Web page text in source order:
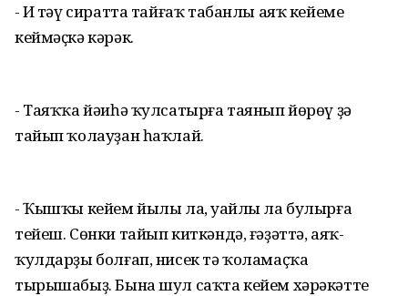
- Иң тәү сиратта тайғаҡ табанлы аяҡ кейеме
кеймәҫкә кәрәк.
- Таяҡҡа йәиһә ҡулсатырға таянып йөрөү ҙә
тайып ҡолауҙан һаҡлай.
- Ҡышҡы кейем йылы ла, уңайлы ла булырға
тейеш. Сөнки тайып киткәндә, ғәҙәттә, аяҡ-
ҡулдарҙы болғап, нисек тә ҡоламаҫҡа
тырышабыҙ. Бына шул саҡта кейем хәрәкәтте